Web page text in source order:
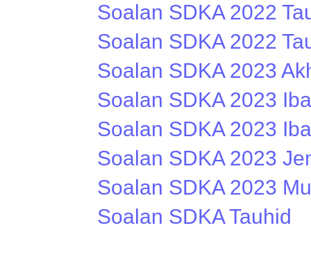
Soalan SDKA 2022
Soalan SDKA 2022
Soalan SDKA 2023
Soalan SDKA 2023
Soalan SDKA 2023
Soalan SDKA 2023
Soalan SDKA 2023
Soalan SDKA Tauhid